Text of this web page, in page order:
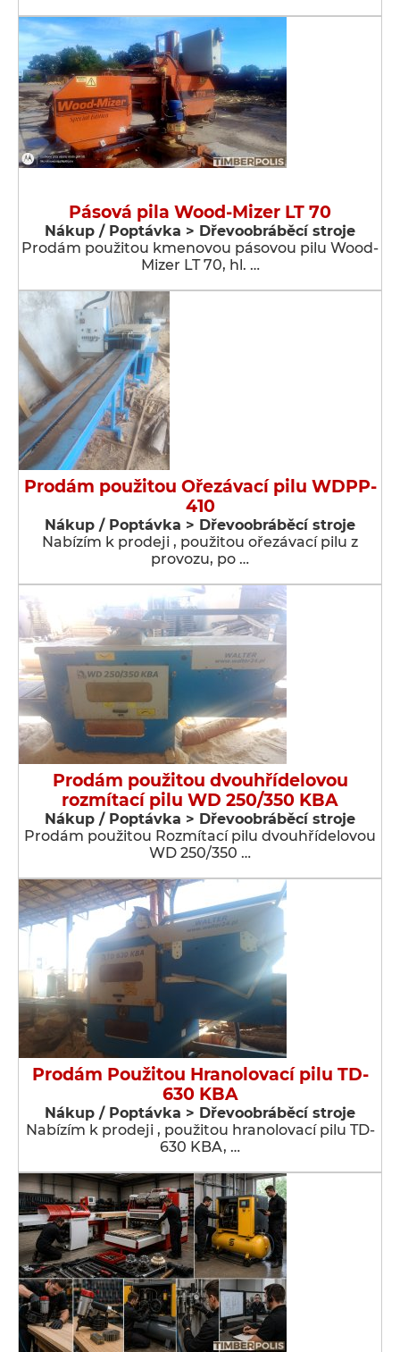
Pásová pila Wood-Mizer LT 70
Nákup / Poptávka > Dřevoobráběcí stroje
Prodám použitou kmenovou pásovou pilu Wood-
Mizer LT 70, hl. …
Prodám použitou Ořezávací pilu WDPP-
410
Nákup / Poptávka > Dřevoobráběcí stroje
Nabízím k prodeji , použitou ořezávací pilu z
provozu, po …
Prodám použitou dvouhřídelovou
rozmítací pilu WD 250/350 KBA
Nákup / Poptávka > Dřevoobráběcí stroje
Prodám použitou Rozmítací pilu dvouhřídelovou
WD 250/350 …
Prodám Použitou Hranolovací pilu TD-
630 KBA
Nákup / Poptávka > Dřevoobráběcí stroje
Nabízím k prodeji , použitou hranolovací pilu TD-
630 KBA, …